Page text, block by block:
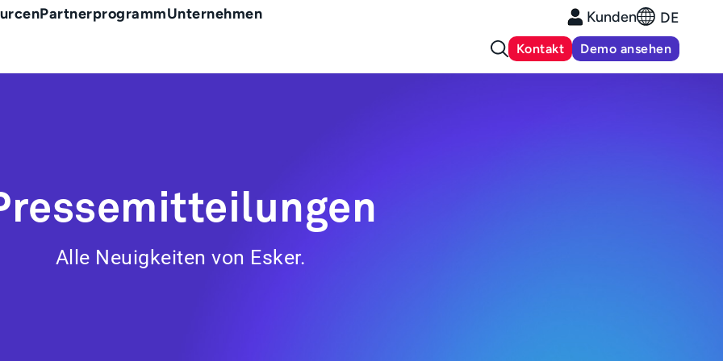
PartnerprogrammUnternehmen Kunden DE
Kontakt Demo ansehen
Alle Neuigkeiten von Esker.